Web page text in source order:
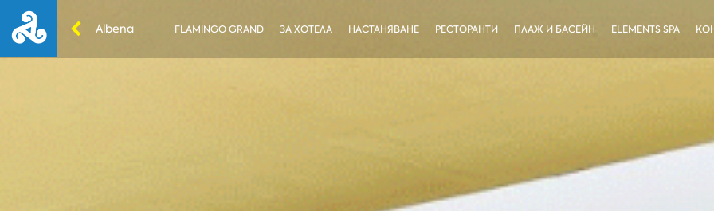
Albena FLAMINGO GRAND ЗА ХОТЕЛА НАСТАНЯВАНЕ РЕСТОРАНТИ ПЛАЖ И БАСЕЙН ELEMENTS SPA